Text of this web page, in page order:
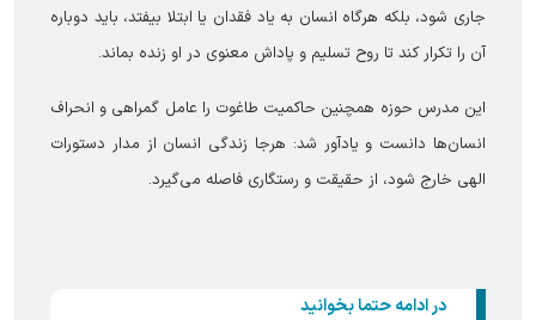
جاری شود، بلکه هرگاه انسان به یاد فقدان یا ابتلا بیفتد، باید دوباره
آن را تکرار کند تا روح تسلیم و پاداش معنوی در او زنده بماند.
این مدرس حوزه همچنین حاکمیت طاغوت را عامل گمراهی و انحراف
انسان‌ها دانست و یادآور شد: هرجا زندگی انسان از مدار دستورات
الهی خارج شود، از حقیقت و رستگاری فاصله می‌گیرد.
در ادامه حتما بخوانید